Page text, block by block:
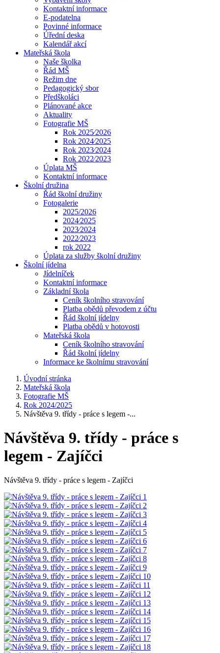
Kontaktní informace
E-podatelna
Povinné informace
Úřední deska
Kalendář akcí
Mateřská škola
Naše školka
Řád MŠ
Režim dne
Pedagogický sbor
Předškoláci
Plánované akce
Aktuality
Fotografie MŠ
Rok 2025⁄2026
Rok 2024⁄2025
Rok 2023⁄2024
Rok 2022⁄2023
Úplata MŠ
Kontaktní informace
Školní družina
Řád školní družiny
Fotogalerie
2025/2026
2024⁄2025
2023⁄2024
2022⁄2023
rok 2022
Úplata za služby školní družiny
Školní jídelna
Jídelníček
Kontaktní informace
Základní škola
Ceník školního stravování
Platba obědů převodem z účtu
Řád školní jídelny
Platba obědů v hotovosti
Mateřská škola
Ceník školního stravování
Řád školní jídelny
Informace ke školnímu stravování
Úvodní stránka
Mateřská škola
Fotografie MŠ
Rok 2024/2025
Návštěva 9. třídy - práce s legem -...
Návštěva 9. třídy - práce s
legem - Zajíčci
Návštěva 9. třídy - práce s legem - Zajíčci